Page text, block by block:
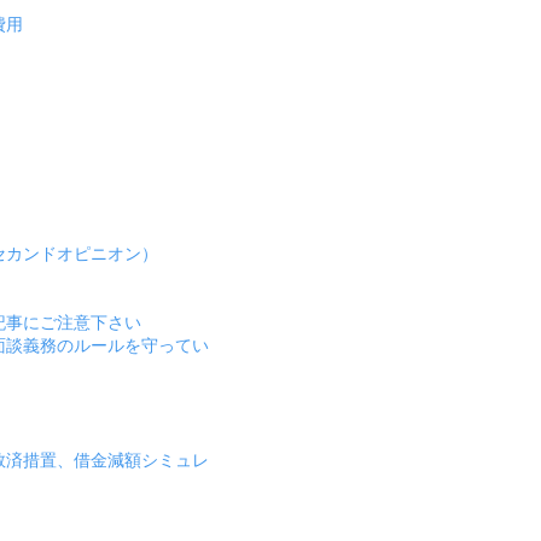
用
ンドオピニオン）
事にご注意下さい
義務のルールを守ってい
措置、借金減額シミュレ